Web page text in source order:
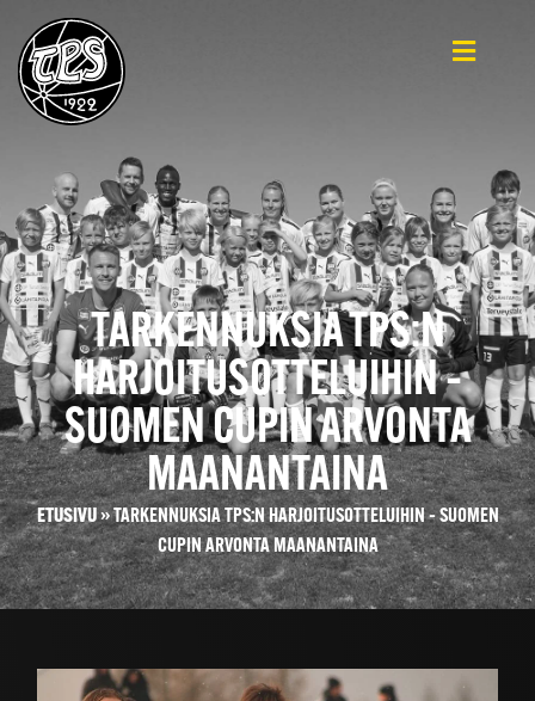
TARKENNUKSIA TPS:N
HARJOITUSOTTELUIHIN –
SUOMEN CUPIN ARVONTA
MAANANTAINA
ETUSIVU»TARKENNUKSIA TPS:N HARJOITUSOTTELUIHIN – SUOMEN
CUPIN ARVONTA MAANANTAINA